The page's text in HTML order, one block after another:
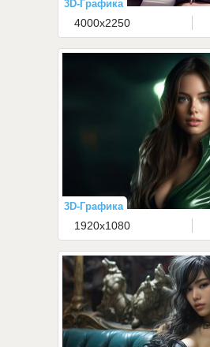
3D-Графика
4000x2250
3D-Графика
1920x1080